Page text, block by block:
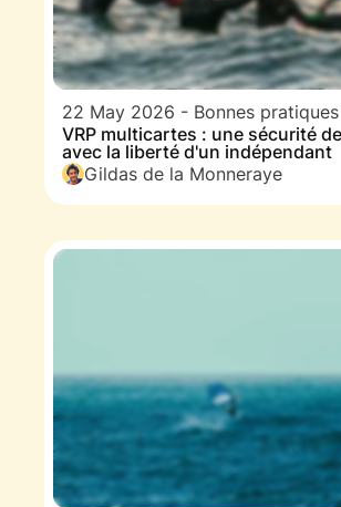
22 May 2026 - Bonnes pratiques
VRP multicartes : une sécurité
avec la liberté d'un indépendant
Gildas de la Monneraye